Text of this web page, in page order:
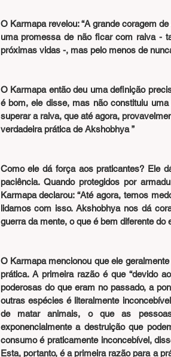
O Karmapa revelou: “A grande coragem
uma promessa de não ficar com raiva -
próximas vidas -, mas pelo menos de
O Karmapa então deu uma definição
é bom, ele disse, mas não constituiu
superar a raiva, que até agora,
verdadeira prática de Akshobhya ”
Como ele dá força aos praticantes? Ele
paciência. Quando protegidos por
Karmapa declarou: “Até agora, temos
lidamos com isso. Akshobhya nos dá
guerra da mente, o que é bem diferente do
O Karmapa mencionou que ele
prática. A primeira razão é que “devido
poderosas do que eram no passado, a
outras espécies é literalmente
de matar animais, o que as
exponencialmente a destruição que
consumo é praticamente inconcebível,
Esta, portanto, é a primeira razão para a